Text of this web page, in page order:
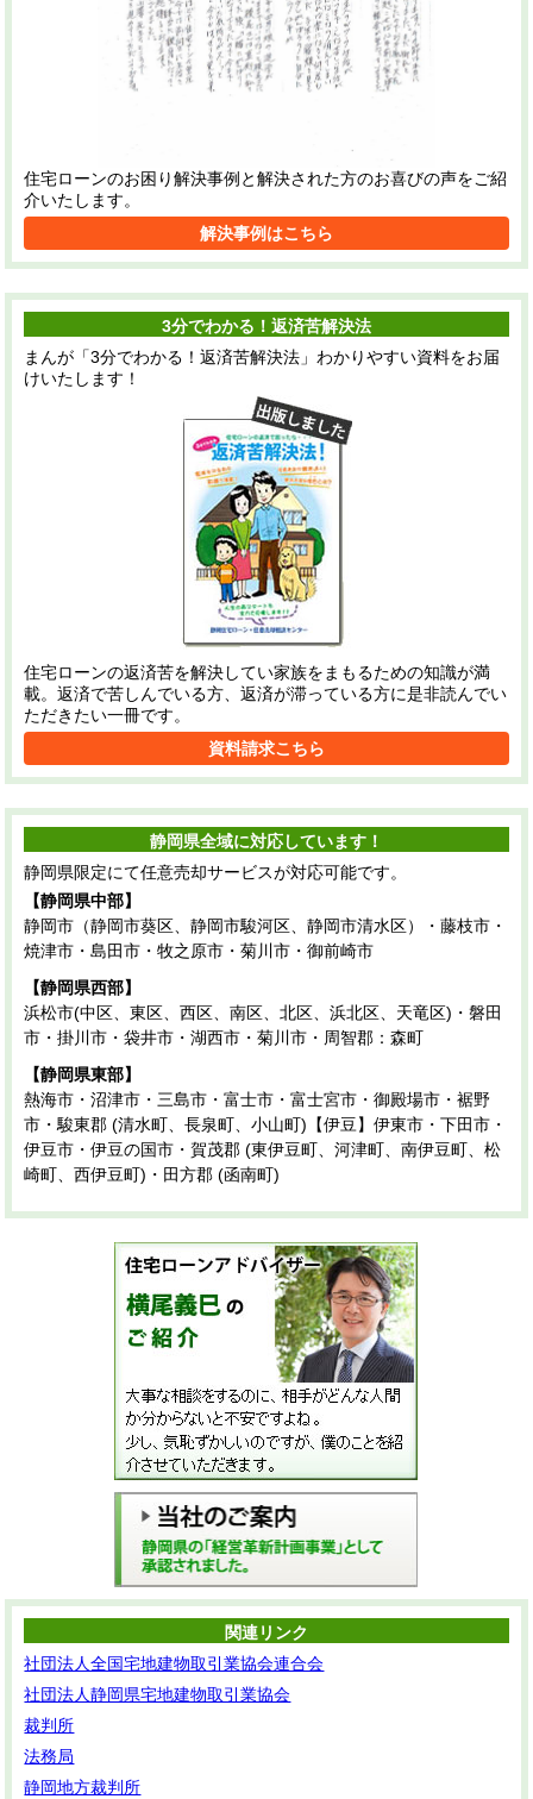
住宅ローンのお困り解決事例と解決された方のお喜びの声をご紹
介いたします。
解決事例はこちら
3分でわかる！返済苦解決法
まんが「3分でわかる！返済苦解決法」わかりやすい資料をお届
けいたします！
住宅ローンの返済苦を解決してい家族をまもるための知識が満
載。返済で苦しんでいる方、返済が滞っている方に是非読んでい
ただきたい一冊です。
資料請求こちら
静岡県全域に対応しています！
静岡県限定にて任意売却サービスが対応可能です。
【静岡県中部】
静岡市（静岡市葵区、静岡市駿河区、静岡市清水区）・藤枝市・
焼津市・島田市・牧之原市・菊川市・御前崎市
【静岡県西部】
浜松市(中区、東区、西区、南区、北区、浜北区、天竜区)・磐田
市・掛川市・袋井市・湖西市・菊川市・周智郡：森町
【静岡県東部】
熱海市・沼津市・三島市・富士市・富士宮市・御殿場市・裾野
市・駿東郡 (清水町、長泉町、小山町)【伊豆】伊東市・下田市・
伊豆市・伊豆の国市・賀茂郡 (東伊豆町、河津町、南伊豆町、松
崎町、西伊豆町)・田方郡 (函南町)
関連リンク
社団法人全国宅地建物取引業協会連合会
社団法人静岡県宅地建物取引業協会
裁判所
法務局
静岡地方裁判所